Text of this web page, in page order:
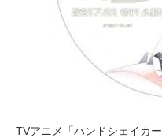
TVアニメ「ハンドシェイカ